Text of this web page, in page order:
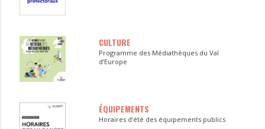
CULTURE
Programme des Médiathèques du Val
d’Europe
ÉQUIPEMENTS
Horaires d’été des équipements publics